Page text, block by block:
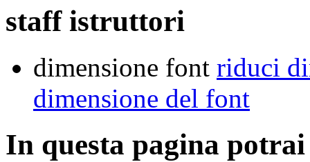
staff istruttori
dimensione font riduci
dimensione del font
In questa pagina